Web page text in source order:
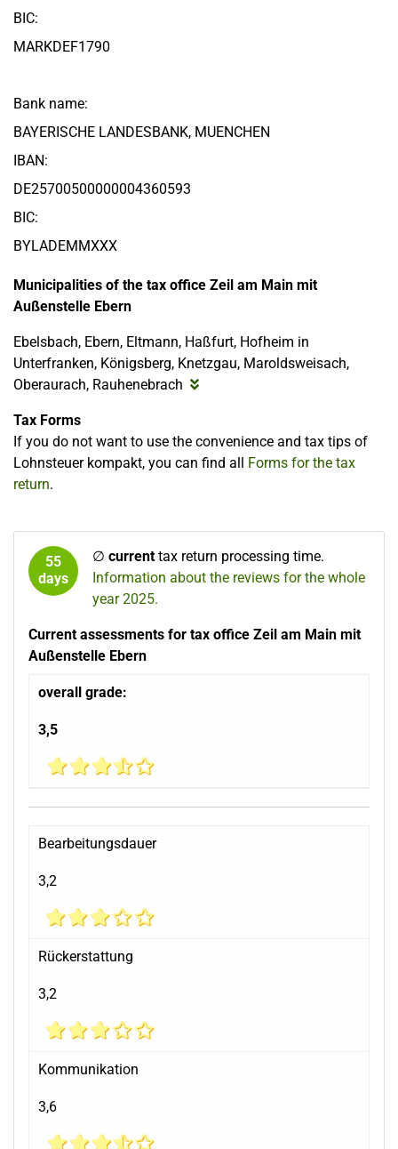
BIC:
MARKDEF1790
Bank name:
BAYERISCHE LANDESBANK, MUENCHEN
IBAN:
DE25700500000004360593
BIC:
BYLADEMMXXX
Municipalities of the tax office Zeil am Main mit
Außenstelle Ebern
Ebelsbach, Ebern, Eltmann, Haßfurt, Hofheim in
Unterfranken, Königsberg, Knetzgau, Maroldsweisach,
Oberaurach, Rauhenebrach
Tax Forms
If you do not want to use the convenience and tax tips of
Lohnsteuer kompakt, you can find all Forms for the tax
return.
55
days
∅ currenttax return processing time.
Information about the reviews for the whole
year 2025.
Current assessments for tax office Zeil am Main mit
Außenstelle Ebern
overall grade:
3,5
Bearbeitungsdauer
3,2
Rückerstattung
3,2
Kommunikation
3,6